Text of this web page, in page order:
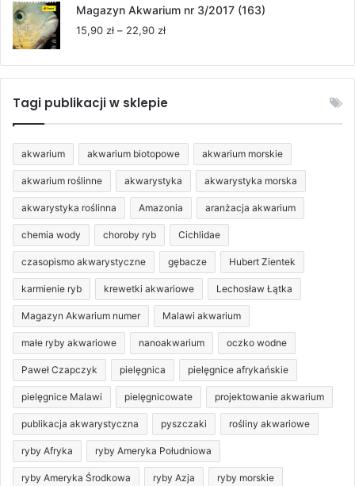
od
Magazyn Akwarium nr 3/2017 (163)
15,90 zł – 22,90 złZakres
od
15,90 zł
Tagi publikacji w sklepie
akwarium akwarium biotopowe akwarium morskie
akwarium roślinne akwarystyka akwarystyka morska
akwarystyka roślinna Amazonia aranżacja akwarium
chemia wody choroby ryb Cichlidae
czasopismo akwarystyczne gębacze Hubert Zientek
karmienie ryb krewetki akwariowe Lechosław Łątka
Magazyn Akwarium numer Malawi akwarium
małe ryby akwariowe nanoakwarium oczko wodne
Paweł Czapczyk pielęgnica pielęgnice afrykańskie
pielęgnice Malawi pielęgnicowate projektowanie akwarium
publikacja akwarystyczna pyszczaki rośliny akwariowe
ryby Afryka ryby Ameryka Południowa
ryby Ameryka Środkowa ryby Azja ryby morskie